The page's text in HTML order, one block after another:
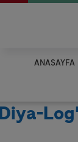
ANASAYFA